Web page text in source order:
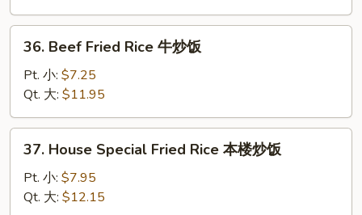
鸡
炒
Beef
Fried
Rice
牛
炒
36. Beef Fried Rice 牛炒饭
Pt. 小: $7.25
Qt. 大: $11.95
House
Special
Fried
37. House Special Fried Rice 本楼炒饭
Pt. 小: $7.95
Qt. 大: $12.15